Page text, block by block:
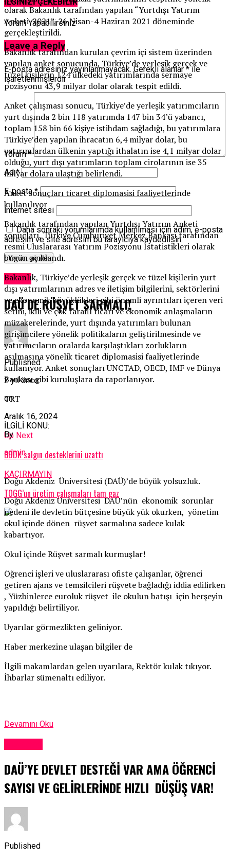
olarak Bakanlık tarafından yapılan “Yurtdışı Yatırım
Anketi-2021”, 26 Nisan-4 Haziran 2021 döneminde
gerçekleştirildi.
Bakanlık tarafından kurulan çevrim içi sistem üzerinden
yapılan anket sonucunda, Türkiye’de yerleşik gerçek ve
tüzel kişilerin 124 ülkedeki yatırımlarında sermaye
pozisyonu 43,9 milyar dolar olarak tespit edildi.
Anket çalışması sonucu, Türkiye’de yerleşik yatırımcıların
yurt dışında 2 bin 118 yatırımda 147 bin 34’ü yabancı,
toplam 158 bin 66 kişiye istihdam sağladığı, bu yatırımlara
Türkiye’den yapılan ihracatın 6,4 milyar dolar, bu
yatırımlardan ülkenin yaptığı ithalatın ise 4,1 milyar dolar
olduğu, yurt dışı yatırımların toplam cirolarının ise 35
milyar dolara ulaştığı belirlendi.
Anket sonuçları ticaret diplomasisi faaliyetlerinde
kullanılıyor
Bakanlık tarafından yapılan Yurtdışı Yatırım Anketi
sonuçları, Türkiye Cumhuriyet Merkez Bankası tarafından
resmi Uluslararası Yatırım Pozisyonu İstatistikleri olarak
bugün açıklandı.
Bakanlık, Türkiye’de yerleşik gerçek ve tüzel kişilerin yurt
dışı yatırımlarının adres ve iletişim bilgilerini, sektörlerini
ve ekonomik büyüklükleri gibi önemli ayrıntıları içeren veri
setini, ikili ve çok taraflı ticari ve ekonomik anlaşmaların
müzakerelerinde, yurt dışında yatırımları bulunan
girişimcilere yönelik politikaların geliştirilmesinde ve
yatırımcıların oralarda karşılaştıkları zorlukların
aşılmasına yönelik ticaret diplomasisi faaliyetlerinde
kullanıyor. Anket sonuçları UNCTAD, OECD, IMF ve Dünya
Bankası gibi kuruluşlara da raporlanıyor.
TRT
İLGİLİ KONU:
Up Next
BDDK salgın desteklerini uzattı
KAÇIRMAYIN
TOGG’un üretim çalışmaları tam gaz
Yorum Yapabilirsiniz
Leave a Reply
E-posta adresiniz yayınlanmayacak. Gerekli alanlar *ile
işaretlenmişlerdir
Yorum*
Ad*
E-posta*
İnternet sitesi
Daha sonraki yorumlarımda kullanılması için adım, e-posta
adresim ve site adresim bu tarayıcıya kaydedilsin.
Dünya
DAÜ’DE RÜŞVET SARMALI!
Published
2 yıl önce
on
Aralık 16, 2024
By
admin
Doğu Akdeniz Üniversitesi (DAÜ)’de büyük yolsuzluk.
Doğu Akdeniz Üniversitesi DAÜ’nün ekonomik sorunlar
nedeni ile devletin bütçesine büyük yük okurken, yönetim
okul içinde dönen rüşvet sarmalına sadece kulak
kabartıyor.
Okul içinde Rüşvet sarmalı kurmuşlar!
Öğrenci işleri ve uluslararası ofiste çalışanlar, öğrenci
getiren ajans ve temsilcileri rüşvete bağladığı iddia edilirken
, Yüzbinlerce euroluk rüşvet ile okulun batışı için herşeyin
yapıldığı belirtiliyor.
Uyarılar görmezlikten geliniyor.
Haber merkezine ulaşan bilgiler de
İlgili makamlardan gelen uyarılara, Rektör kulak tıkıyor.
İhbarlar sümenaltı ediliyor.
Devamını Oku
DAÜ’YE DEVLET DESTEĞİ VAR AMA ÖĞRENCİ
SAYISI VE GELİRLERİNDE HIZLI DÜŞÜŞ VAR!
Published